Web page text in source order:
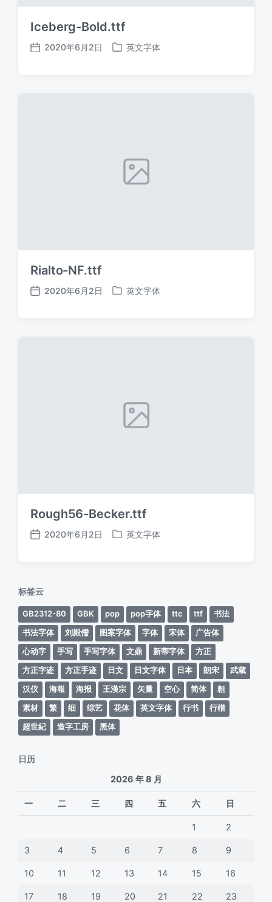
Iceberg-Bold.ttf
发
2020年6月2日
发
英文字体
Rialto-NF.ttf
发
2020年6月2日
发
英文字体
Rough56-Becker.ttf
发
2020年6月2日
发
英文字体
标签云
GB2312-80 GBK pop pop字体 ttc ttf
书法
书法字体
刘殿儒 图案字体 字体 宋体
广告体
心动字
手写 手写字体 文鼎 新蒂字体
方正
方正字迹
方正手迹 日文 日文字体 日本 朗宋
武蔵
汉仪
海報 海报 王漢宗 矢量 空心 简体
粗
素材
繁 细 综艺 花体 英文字体 行书
行楷
超世紀
造字工房 黑体
日历
2026 年 8 月
一 二 三 四 五 六 日
1 2
3 4 5 6 7 8 9
10 11 12 13 14 15 16
17 18 19 20 21 22 23